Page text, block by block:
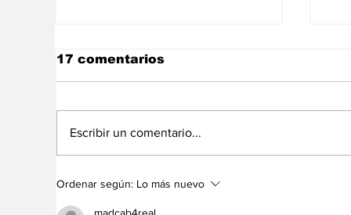
Ser feliz es factible y un
derecho humano
17 comentarios
Escribir un comentario...
Ordenar según: Lo más nuevo